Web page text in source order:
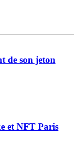
de son jeton
et NFT Paris